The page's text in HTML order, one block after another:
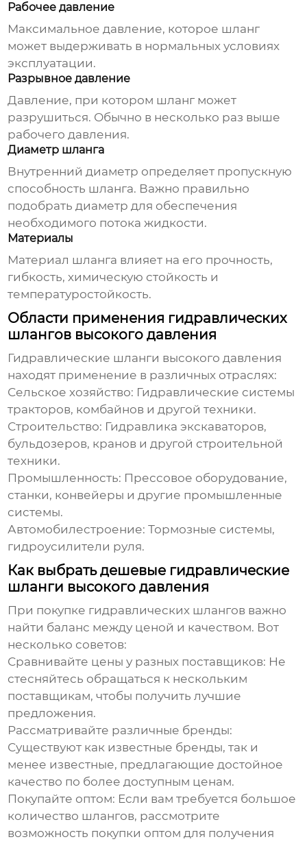
Рабочее давление
Максимальное давление, которое шланг
может выдерживать в нормальных условиях
эксплуатации.
Разрывное давление
Давление, при котором шланг может
разрушиться. Обычно в несколько раз выше
рабочего давления.
Диаметр шланга
Внутренний диаметр определяет пропускную
способность шланга. Важно правильно
подобрать диаметр для обеспечения
необходимого потока жидкости.
Материалы
Материал шланга влияет на его прочность,
гибкость, химическую стойкость и
температуростойкость.
Области применения гидравлических
шлангов высокого давления
Гидравлические шланги высокого давления
находят применение в различных отраслях:
Сельское хозяйство: Гидравлические системы
тракторов, комбайнов и другой техники.
Строительство: Гидравлика экскаваторов,
бульдозеров, кранов и другой строительной
техники.
Промышленность: Прессовое оборудование,
станки, конвейеры и другие промышленные
системы.
Автомобилестроение: Тормозные системы,
гидроусилители руля.
Как выбрать дешевые гидравлические
шланги высокого давления
При покупке гидравлических шлангов важно
найти баланс между ценой и качеством. Вот
несколько советов:
Сравнивайте цены у разных поставщиков: Не
стесняйтесь обращаться к нескольким
поставщикам, чтобы получить лучшие
предложения.
Рассматривайте различные бренды:
Существуют как известные бренды, так и
менее известные, предлагающие достойное
качество по более доступным ценам.
Покупайте оптом: Если вам требуется большое
количество шлангов, рассмотрите
возможность покупки оптом для получения